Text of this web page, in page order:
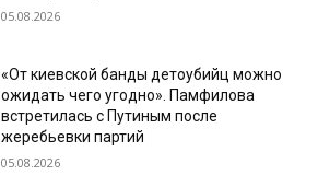
05.08.2026
«От киевской банды детоубийц можно
ожидать чего угодно». Памфилова
встретилась с Путиным после
жеребьевки партий
05.08.2026